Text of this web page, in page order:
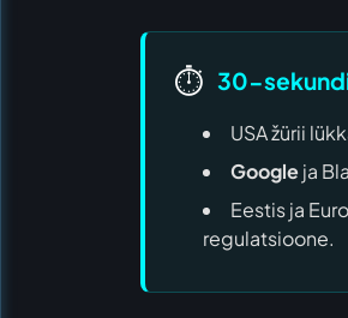
⏱️ 30-
USA žürii
Googleja
Eestis ja
regulatsioone.